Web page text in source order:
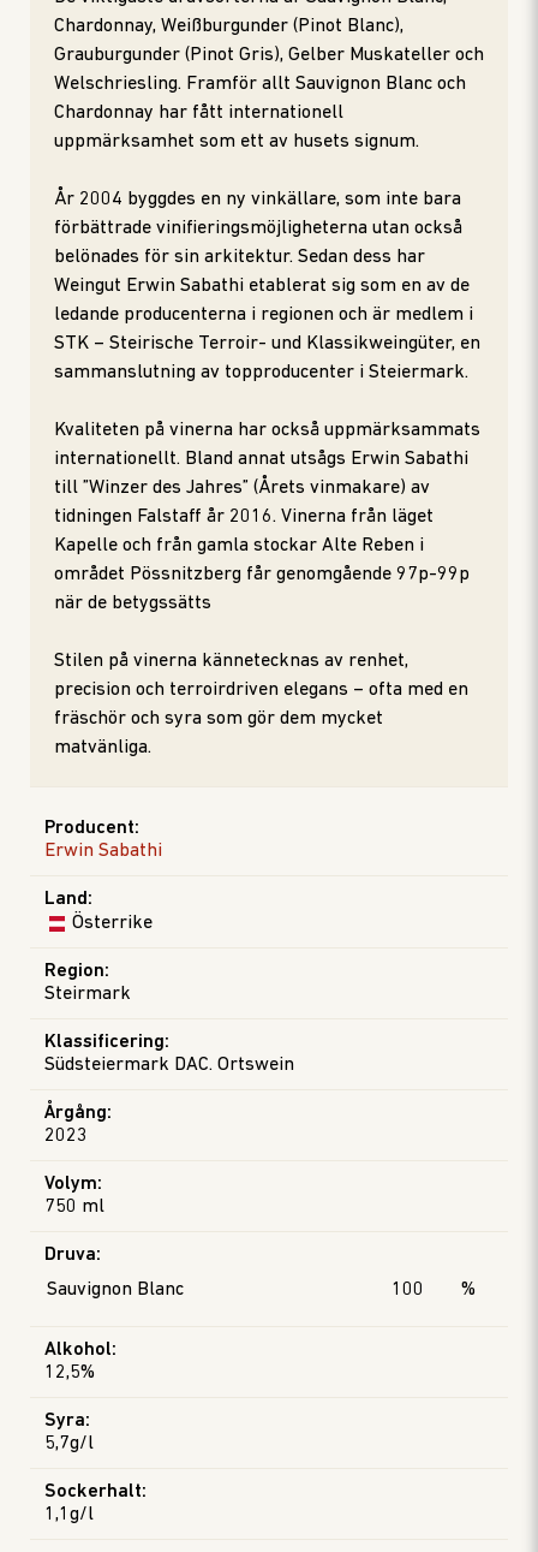
Chardonnay, Weißburgunder (Pinot Blanc),
Grauburgunder (Pinot Gris), Gelber Muskateller och
Welschriesling. Framför allt Sauvignon Blanc och
Chardonnay har fått internationell
uppmärksamhet som ett av husets signum.
År 2004 byggdes en ny vinkällare, som inte bara
förbättrade vinifieringsmöjligheterna utan också
belönades för sin arkitektur. Sedan dess har
Weingut Erwin Sabathi etablerat sig som en av de
ledande producenterna i regionen och är medlem i
STK – Steirische Terroir- und Klassikweingüter, en
sammanslutning av topproducenter i Steiermark.
Kvaliteten på vinerna har också uppmärksammats
internationellt. Bland annat utsågs Erwin Sabathi
till ”Winzer des Jahres” (Årets vinmakare) av
tidningen Falstaff år 2016. Vinerna från läget
Kapelle och från gamla stockar Alte Reben i
området Pössnitzberg får genomgående 97p-99p
när de betygssätts
Stilen på vinerna kännetecknas av renhet,
precision och terroirdriven elegans – ofta med en
fräschör och syra som gör dem mycket
matvänliga.
Producent:
Erwin Sabathi
Land :
Österrike
Region:
Steirmark
Klassificering:
Südsteiermark DAC. Ortswein
Årgång:
2023
Volym:
750 ml
Druva:
Sauvignon Blanc
100 %
Alkohol:
12,5%
Syra:
5,7g/l
Sockerhalt:
1,1g/l